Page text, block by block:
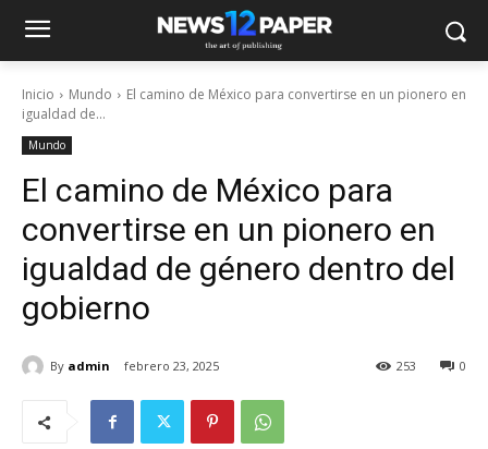
Inicio Mundo
El camino de México para convertirse en un pionero en
igualdad de...
Mundo
El camino de México para
convertirse en un pionero en
igualdad de género dentro del
gobierno
By admin febrero 23, 2025 0
253